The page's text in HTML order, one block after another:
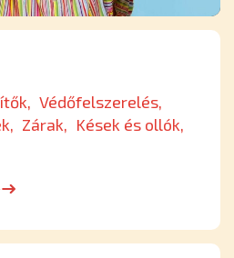
Védőfelszerelés
Zárak
Kések és ollók